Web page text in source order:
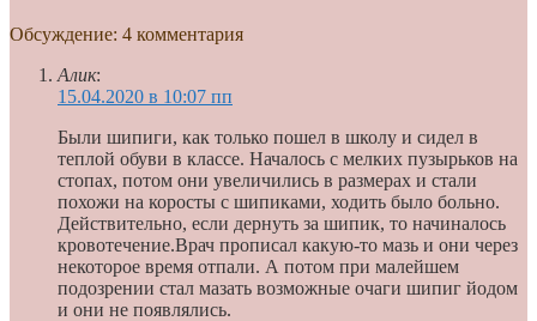
Обсуждение: 4 комментария
Алик:
15.04.2020 в 10:07 пп
Были шипиги, как только пошел в школу и сидел в
теплой обуви в классе. Началось с мелких пузырьков на
стопах, потом они увеличились в размерах и стали
похожи на коросты с шипиками, ходить было больно.
Действительно, если дернуть за шипик, то начиналось
кровотечение.Врач прописал какую-то мазь и они через
некоторое время отпали. А потом при малейшем
подозрении стал мазать возможные очаги шипиг йодом
и они не появлялись.